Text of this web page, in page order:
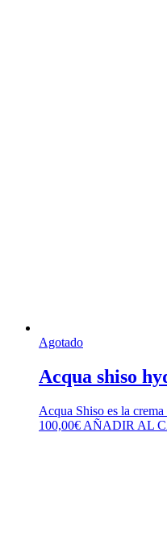
Agotado
Acqua shiso
Acqua Shiso es la
100,00€ AÑADIR AL